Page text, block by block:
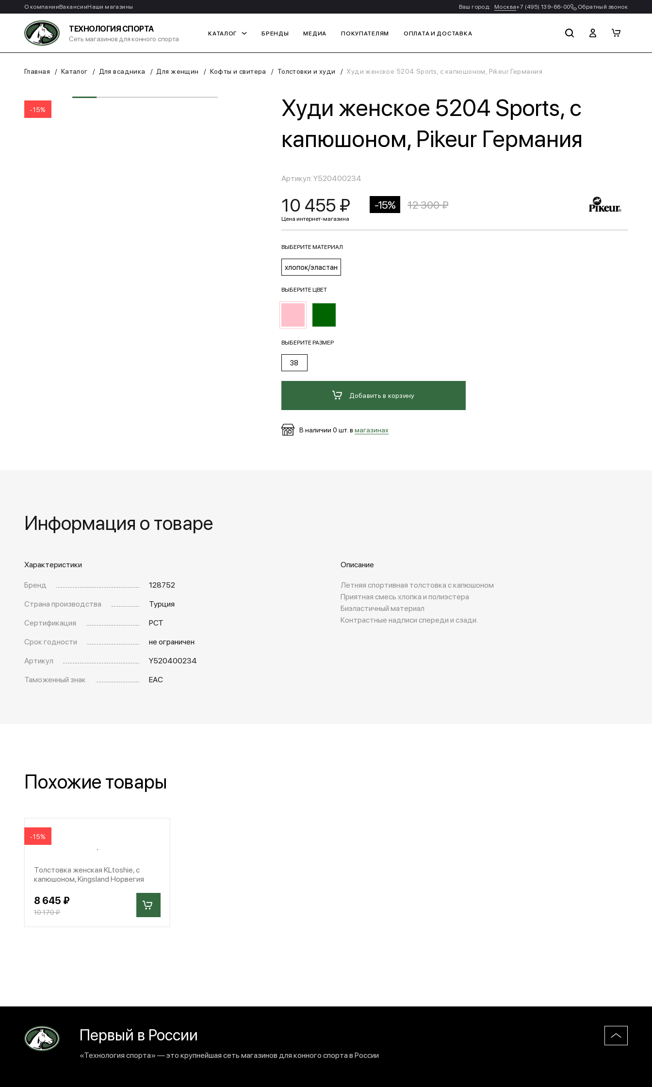
О компанииВакансииНаши магазины Ваш город: Москва+7 (495) 139-66-00 Обратный звонок
ТЕХНОЛОГИЯ СПОРТА
Сеть магазинов для конного спорта
КАТАЛОГ БРЕНДЫ МЕДИА ПОКУПАТЕЛЯМ ОПЛАТА И ДОСТАВКА
Главная Каталог Для всадника Для женщин Кофты и свитера Толстовки и худи Худи женское 5204 Sports, с капюшоном, Pikeur Германия
-15%
Худи женское 5204 Sports, с
капюшоном, Pikeur Германия
Артикул: Y520400234
10 455 ₽ -15% 12 300 ₽
ВЫБЕРИТЕ МАТЕРИАЛ
хлопок/эластан
ВЫБЕРИТЕ ЦВЕТ
ВЫБЕРИТЕ РАЗМЕР
38
Добавить в корзину
В наличии 0 шт. в магазинах
Информация о товаре
Характеристики
Бренд
128752
Страна производства
Турция
Сертификация
РСТ
Срок годности
не ограничен
Артикул
Y520400234
Таможенный знак
EAC
Описание
Летняя спортивная толстовка с капюшоном
Приятная смесь хлопка и полиэстера
Биэластичный материал
Контрастные надписи спереди и сзади.
Похожие товары
-15%
Толстовка женская KLtoshie, с
капюшоном, Kingsland Норвегия
8 645 ₽
10 170 ₽
Первый в России
«Технология спорта» — это крупнейшая сеть магазинов для конного спорта в России